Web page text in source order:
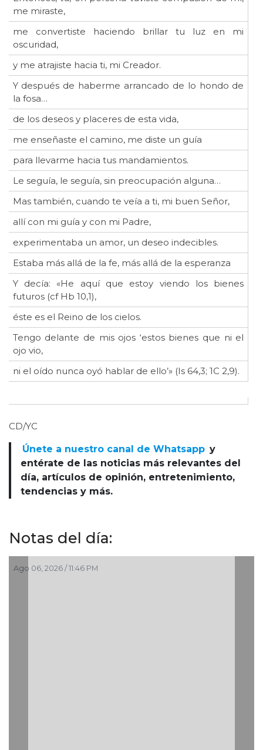
me miraste,
me convertiste haciendo brillar tu luz en mi
oscuridad,
y me atrajiste hacia ti, mi Creador.
Y después de haberme arrancado de lo hondo de
la fosa…
de los deseos y placeres de esta vida,
me enseñaste el camino, me diste un guía
para llevarme hacia tus mandamientos.
Le seguía, le seguía, sin preocupación alguna…
Mas también, cuando te veía a ti, mi buen Señor,
allí con mi guía y con mi Padre,
experimentaba un amor, un deseo indecibles.
Estaba más allá de la fe, más allá de la esperanza
Y decía: «He aquí que estoy viendo los bienes
futuros (cf Hb 10,1),
éste es el Reino de los cielos.
Tengo delante de mis ojos ‘estos bienes que ni el
ojo vio,
ni el oído nunca oyó hablar de ello’» (Is 64,3; 1C 2,9).
CD/YC
Únete a nuestro canal de Whatsapp y
entérate de las noticias más relevantes del
día, artículos de opinión, entretenimiento,
tendencias y más.
Notas del día:
Ago 06, 2026 / 10:43 PM